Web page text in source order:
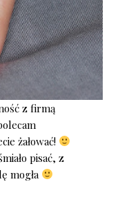
z firmą
żałować!
pisać, z
mogła